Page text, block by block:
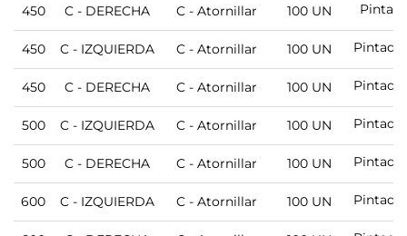
450 C - DERECHA C - Atornillar 100 UN
450 C - IZQUIERDA C - Atornillar 100 UN
450 C - DERECHA C - Atornillar 100 UN
500 C - IZQUIERDA C - Atornillar 100 UN
500 C - DERECHA C - Atornillar 100 UN
600 C - IZQUIERDA C - Atornillar 100 UN